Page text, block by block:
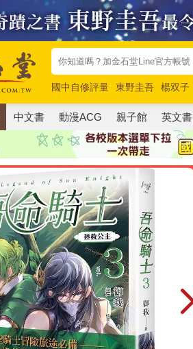
國中自修評量 東野圭吾 楊双子
唯紅花綻放
奧德賽 路邊攤新作
中文書 動漫ACG 親子館 英文書